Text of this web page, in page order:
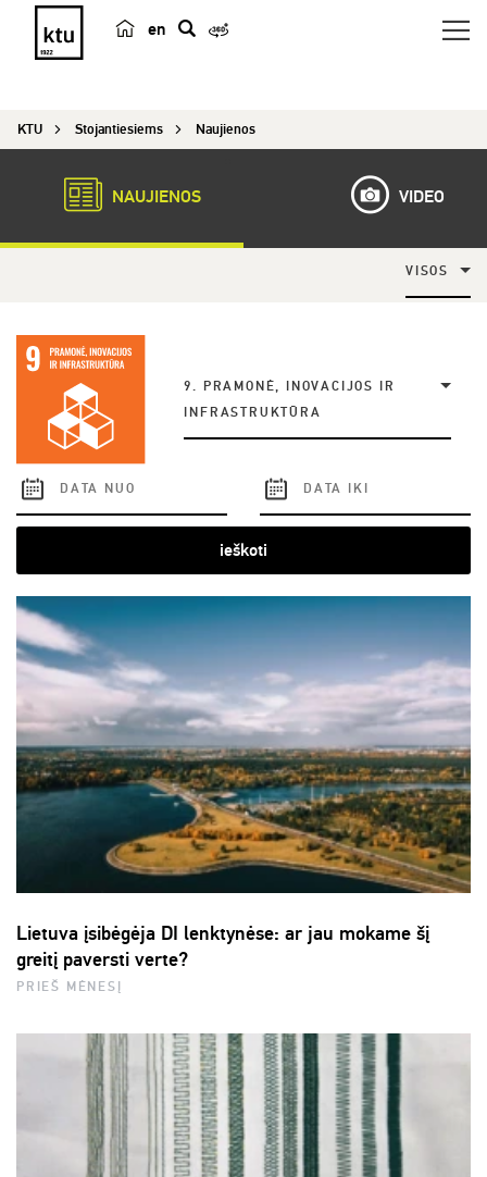
en
e
k
KTU Stojantiesiems Naujienos
NAUJIENOS VIDEO
VISOS
9. PRAMONĖ, INOVACIJOS IR
INFRASTRUKTŪRA
ieškoti
Lietuva įsibėgėja DI lenktynėse: ar jau mokame šį
greitį paversti verte?
PRIEŠ MĖNESĮ